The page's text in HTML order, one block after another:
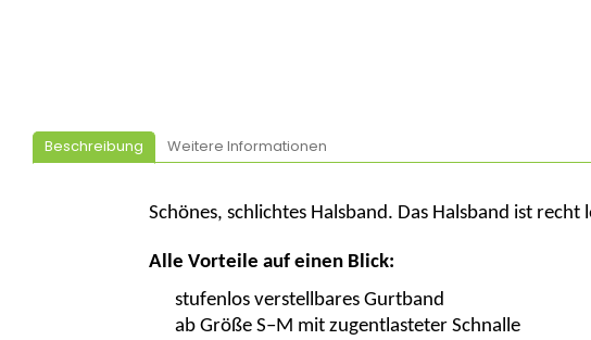
Beschreibung Weitere Informationen
Schönes, schlichtes Halsband. Das Halsband ist recht
Alle Vorteile auf einen Blick:
stufenlos verstellbares Gurtband
ab Größe S–M mit zugentlasteter Schnalle